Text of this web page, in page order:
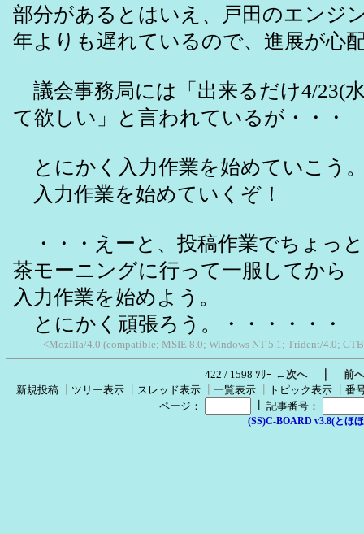
部分があるとはいえ、戸田のエンジ
年よりも遅れているので、進展が心
議会事務局には「出来るだけ4/23(
て欲しい」と言われているが・・・
とにかく入力作業を始めていこう
入力作業を始めていくぞ！
・・・えーと、投稿作業でちょっ
茶モーニングに行って一服してから
入力作業を始めよう。
とにかく頑張ろう。・・・・・・
<Mozilla/4.0 (compatible; MSIE 8.0; Windows NT 5.1; Trident/4.0;
422 / 1598 ﾂﾘｰ ←次へ｜ 前
新規投稿
ツリー表示 スレッド表示 一覧表示 トピック表示
番
ページ：
記事番号：
(SS)C-BOARD v3.8(とほ